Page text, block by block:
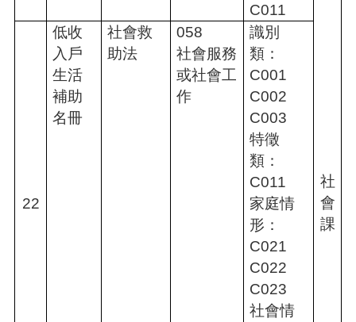
C011
22
低收
入戶
生活
補助
名冊
社會救
助法
058
社會服務
或社會工
作
識別
類：
C001
C002
C003
特徵
類：
C011
家庭情
形：
C021
C022
C023
社會情
社
會
課